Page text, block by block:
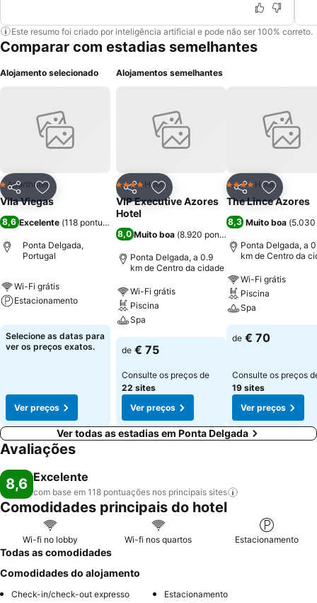
Este resumo foi criado por inteligência artificial e pode não ser 100% correto.
Comparar com estadias semelhantes
Alojamento selecionado
PartilharAdicionar aos favoritos
1 Estrelas
Aparthotel
Vila Viegas
8,6 Excelente (118 pontuações
Ponta Delgada,
Portugal
Wi-Fi grátis
Estacionamento
Selecione as datas para
ver os preços exatos.
Ver preços
Alojamentos semelhantes
PartilharAdicionar aos favoritos
4 EstrelasHotel
VIP Executive Azores
Hotel
8,0Muito boa (8.920 pontuações
Ponta Delgada, a 0.9
km de Centro da cidade
Wi-Fi grátis
Piscina
Spa
de € 75
Consulte os preços de
22 sites
Ver preços
Partilhar
4 EstrelasHotel
The Lince Azores
8,3 Muito boa (5.030
Ponta Delgada, a
km de Centro da
Wi-Fi grátis
Piscina
Spa
de € 70
Consulte os preços
19 sites
Ver preços
Ver todas as estadias em Ponta Delgada
Avaliações
8,6 Excelente
com base em 118 pontuações nos principais sites
Comodidades principais do hotel
Wi-fi no lobby Wi-fi nos quartos Estacionamento
Todas as comodidades
Comodidades do alojamento
Check-in/check-out expresso
Estacionamento